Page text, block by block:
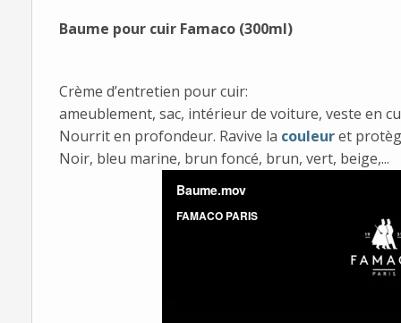
Baume pour cuir Famaco (300ml)
Crème d’entretien pour cuir:
ameublement, sac, intérieur de voiture, veste en
Nourrit en profondeur. Ravive la couleuret
Noir, bleu marine, brun foncé, brun, vert, beige,...